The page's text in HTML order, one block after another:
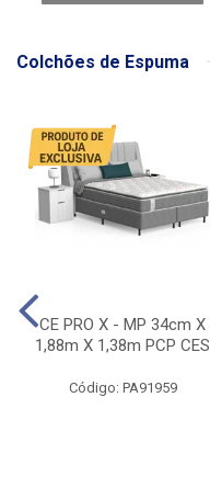
Colchões de Espuma
CE PRO X - MP 34cm X
1,88m X 1,38m PCP CES
Código: PA91959